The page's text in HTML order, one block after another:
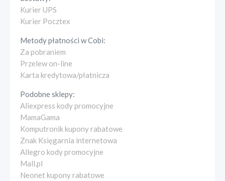
Kurier UPS
Kurier Pocztex
Metody płatności wCobi:
Za pobraniem
Przelew on-line
Karta kredytowa/płatnicza
Podobne sklepy:
Aliexpress kody promocyjne
MamaGama
Komputronik kupony rabatowe
Znak Księgarnia internetowa
Allegro kody promocyjne
Mall.pl
Neonet kupony rabatowe